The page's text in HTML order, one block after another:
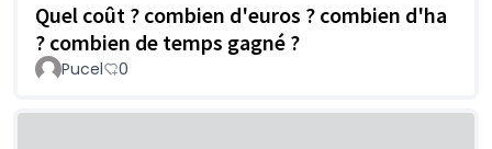
Quel coût ? combien d'euros ? combien d'ha
? combien de temps gagné ?
Pucel 0